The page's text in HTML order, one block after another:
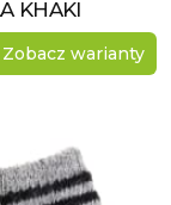
KHAKI
Zobacz warianty